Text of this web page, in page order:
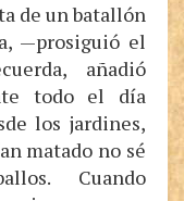
de un batallón
—prosiguió el
añadió
todo el día
los jardines,
matado no sé
Cuando